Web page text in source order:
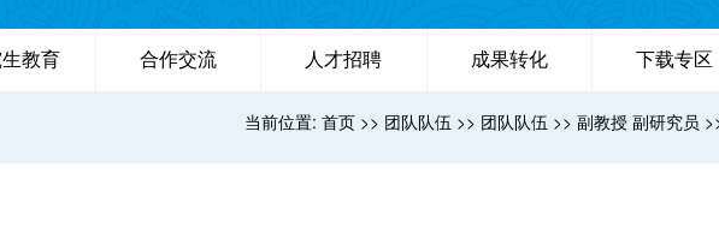
教育 合作交流 人才招聘 成果转化 下载专区
当前位置: 首页 >> 团队队伍 >> 团队队伍 >> 副教授 副研究员